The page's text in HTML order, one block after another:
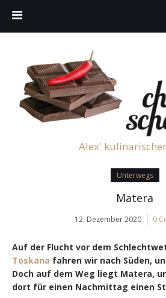
Alex'
Unterwegs
Matera
12. Dezember 2020 0
Auf der Flucht vor dem
Toskana fahren wir nach Süden,
Doch auf dem Weg liegt Matera,
dort für einen Nachmittag einen